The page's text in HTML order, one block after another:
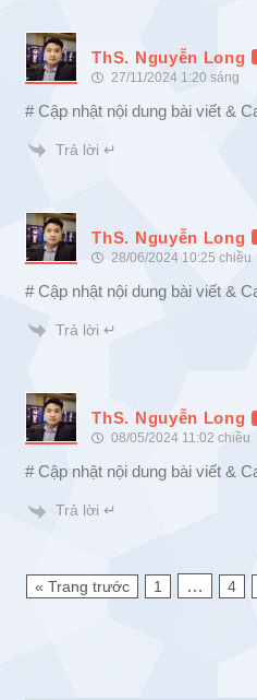
ThS. Nguyễn Long
27/11/2024 1:20 sáng
# Cập nhật nội dung bài viết &
Trả lời ↵
ThS. Nguyễn Long
28/06/2024 10:25 chiều
# Cập nhật nội dung bài viết &
Trả lời ↵
ThS. Nguyễn Long
08/05/2024 11:02 chiều
# Cập nhật nội dung bài viết &
Trả lời ↵
« Trang trước 1 … 4